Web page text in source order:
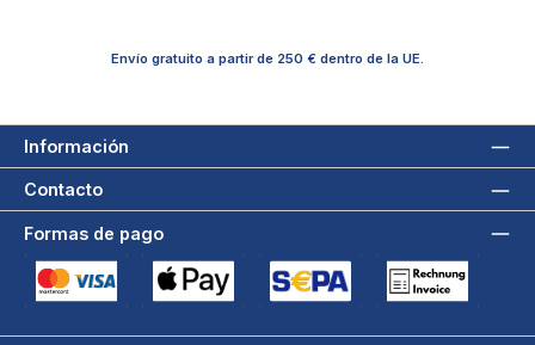
Envío gratuito a partir de 250 € dentro de la UE.
Información
Contacto
Formas de pago